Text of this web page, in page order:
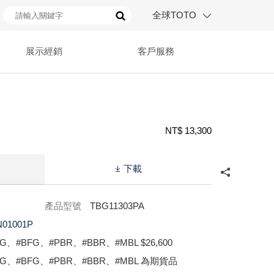
全球TOTO
展示經銷 客戶服務
NT$ 13,300
下載
產品型號
TBG11303PA
、#BFG、#PBR、#BBR、#MBL $26,600
、#BFG、#PBR、#BBR、#MBL 為期貨品